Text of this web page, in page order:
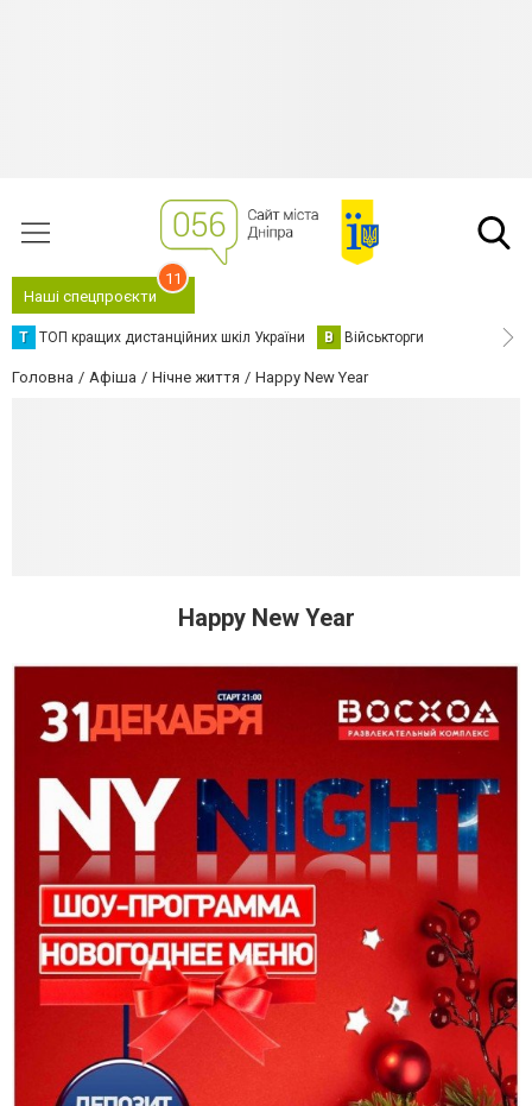
Наші спецпроєкти
11
Т ТОП кращих дистанційних шкіл України В Військторги
Головна Афіша Нічне життя Happy New Year
Happy New Year